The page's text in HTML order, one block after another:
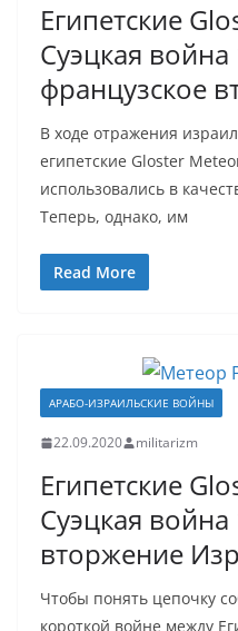
Египетские
Суэцкая война
французское
В ходе отражения
египетские Gloster
использовались в
Теперь, однако, им
Read More
АРАБО-ИЗРАИЛЬСКИЕ ВОЙНЫ
22.09.2020 militarizm
Египетские
Суэцкая война
вторжение
Чтобы понять цепочку
короткой войне между